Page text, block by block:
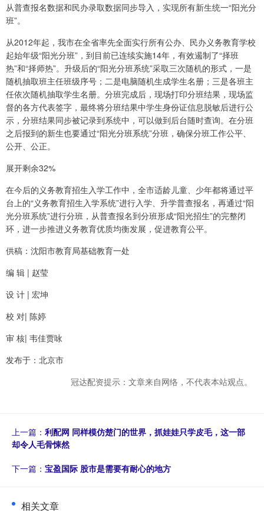
从普查报名数据和民办录取数据同步导入，实现所有新生统一“阳光分
班”。
从2012年起，我市在全省率先全面实行所有公办、民办义务教育学校
起始年级“阳光分班”，到目前已连续实施14年，有效遏制了“择班
热”和“择师热”。升级后的“阳光分班系统”采取三次随机的形式，一是
随机抽取班主任班级序号；二是电脑随机生成学生名册；三是各班主
任依次随机抽取学生名册。分班完成后，现场打印分班结果，现场监
督的各方代表签字，最终将分班结果中学生身份证信息脱敏后进行公
示，分班结果同步被记录到系统中，可以做到后台随时查询。在分班
之后报到的新生也要通过“阳光分班系统”分班，确保分班工作公平、
公开、公正。
展开剩余32%
在今后的义务教育招生入学工作中，全市适龄儿童、少年都将通过平
台上的“义务教育招生入学系统”进行入学、升学普查报名，再通过“阳
光分班系统”进行分班，从普查报名到分班形成“阳光招生”的完整闭
环，进一步推进义务教育优质均衡发展，促进教育公平。
供稿：沈阳市教育局基础教育一处
编 辑 | 赵莹
设 计 | 宏坤
校 对| 陈婷
审 核| 韦佳贾咏
发布于：北京市
冠达配资提示：文章来自网络，不代表本站观点。
上一篇： 利配网 同样模仿楚门的世界，抓娃娃只学皮毛，这一部
却令人毛骨悚然
下一篇： 宝盈国际 股市是需要有耐心的地方
相关文章